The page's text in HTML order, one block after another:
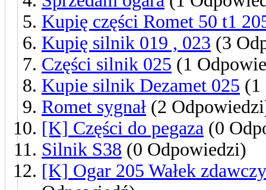
Kupię części Romet 50 t1
Kupię silnik 019 , 023 (3
Części silnik 025 (1
Kupie silnik Dezamet 025 (1
Romet sygnał (2
[K] Części do pegaza (0
Silnik S38 (0 Odpowiedzi)
[K] Ogar 205 Wałek